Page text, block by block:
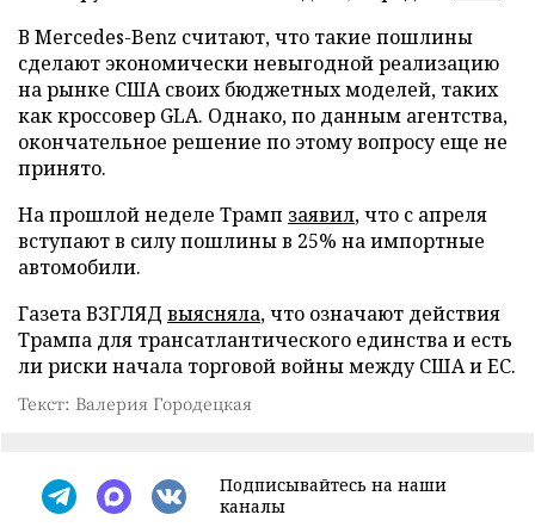
В Mercedes-Benz считают, что такие пошлины
сделают экономически невыгодной реализацию
на рынке США своих бюджетных моделей, таких
как кроссовер GLA. Однако, по данным агентства,
окончательное решение по этому вопросу еще не
принято.
На прошлой неделе Трамп заявил, что с апреля
вступают в силу пошлины в 25% на импортные
автомобили.
Газета ВЗГЛЯД выясняла, что означают действия
Трампа для трансатлантического единства и есть
ли риски начала торговой войны между США и ЕС.
Текст: Валерия Городецкая
Подписывайтесь на наши
каналы